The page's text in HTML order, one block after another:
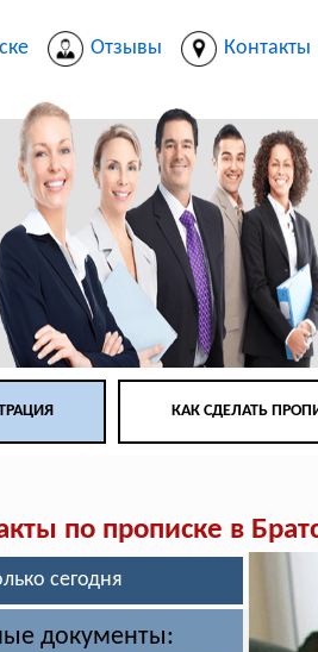
Отзывы Контакты
КАК СДЕЛАТЬ
по прописке в
сегодня
документы: